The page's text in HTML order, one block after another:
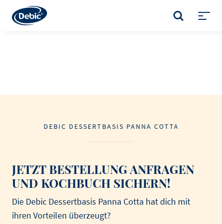
main
SUCHE
DEBIC DESSERTBASIS PANNA COTTA
JETZT BESTELLUNG ANFRAGEN
UND KOCHBUCH SICHERN!
Die Debic Dessertbasis Panna Cotta hat dich mit
ihren Vorteilen überzeugt?